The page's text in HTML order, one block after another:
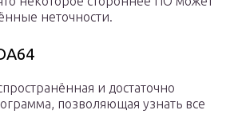
неточности.
и достаточно
позволяющая узнать все